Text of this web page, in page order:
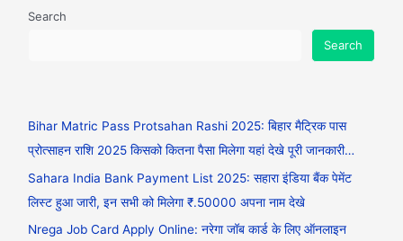
Search
Search
Bihar Matric Pass Protsahan Rashi 2025: बिहार मैट्रिक पास
प्रोत्साहन राशि 2025 किसको कितना पैसा मिलेगा यहां देखे पूरी जानकारी…
Sahara India Bank Payment List 2025: सहारा इंडिया बैंक पेमेंट
लिस्ट हुआ जारी, इन सभी को मिलेगा ₹.50000 अपना नाम देखे
Nrega Job Card Apply Online: नरेगा जॉब कार्ड के लिए ऑनलाइन